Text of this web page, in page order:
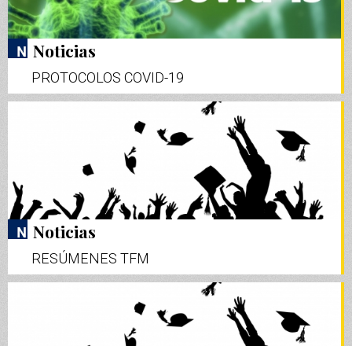
Noticias
PROTOCOLOS COVID-19
Noticias
RESÚMENES TFM